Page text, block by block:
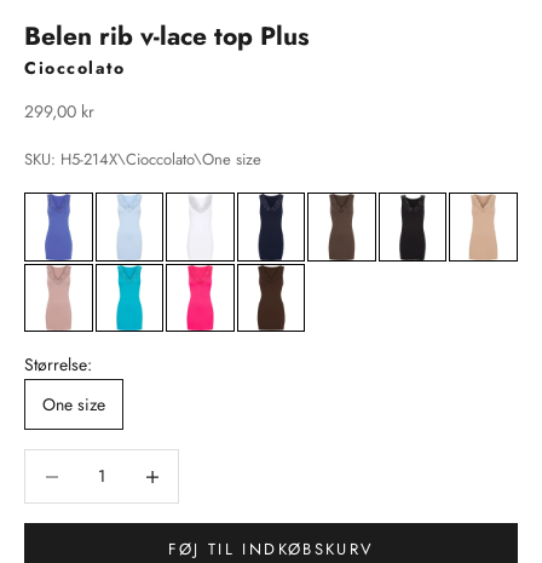
Belen rib v-lace top Plus
Cioccolato
Salgspris
299,00 kr
SKU: H5-214X\Cioccolato\One size
Størrelse:
One size
FØJ TIL INDKØBSKURV